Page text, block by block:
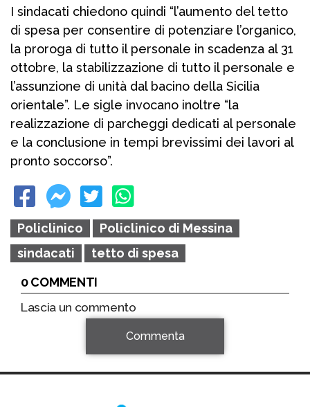
I sindacati chiedono quindi “l’aumento del tetto
di spesa per consentire di potenziare l’organico,
la proroga di tutto il personale in scadenza al 31
ottobre, la stabilizzazione di tutto il personale e
l’assunzione di unità dal bacino della Sicilia
orientale”. Le sigle invocano inoltre “la
realizzazione di parcheggi dedicati al personale
e la conclusione in tempi brevissimi dei lavori al
pronto soccorso”.
Policlinico
Policlinico di Messina
sindacati
tetto di spesa
0 COMMENTI
Lascia un commento
Commenta